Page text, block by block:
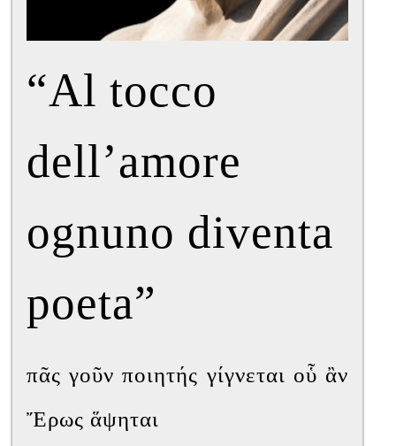
“Al tocco
dell’amore
ognuno diventa
poeta”
πᾶς γοῦν ποιητής γίγνεται οὗ ἂν
Ἔρως ἅψηται